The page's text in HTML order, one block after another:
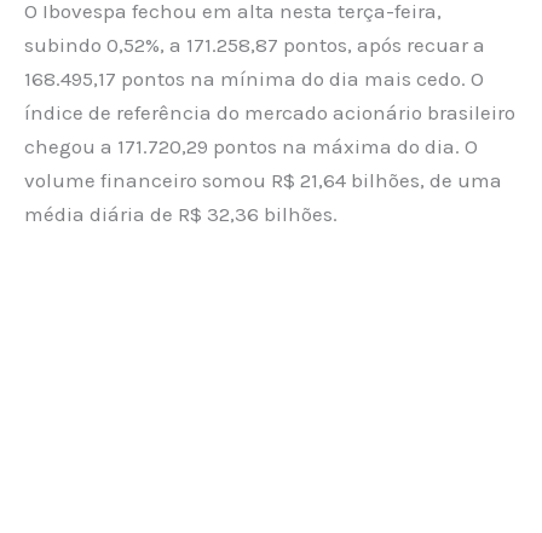
O Ibovespa fechou em alta nesta terça-feira,
subindo 0,52%, a 171.258,87 pontos, após recuar a
168.495,17 pontos na mínima do dia mais cedo. O
índice de referência do mercado acionário brasileiro
chegou a 171.720,29 pontos na máxima do dia. O
volume financeiro somou R$ 21,64 bilhões, de uma
média diária de R$ 32,36 bilhões.